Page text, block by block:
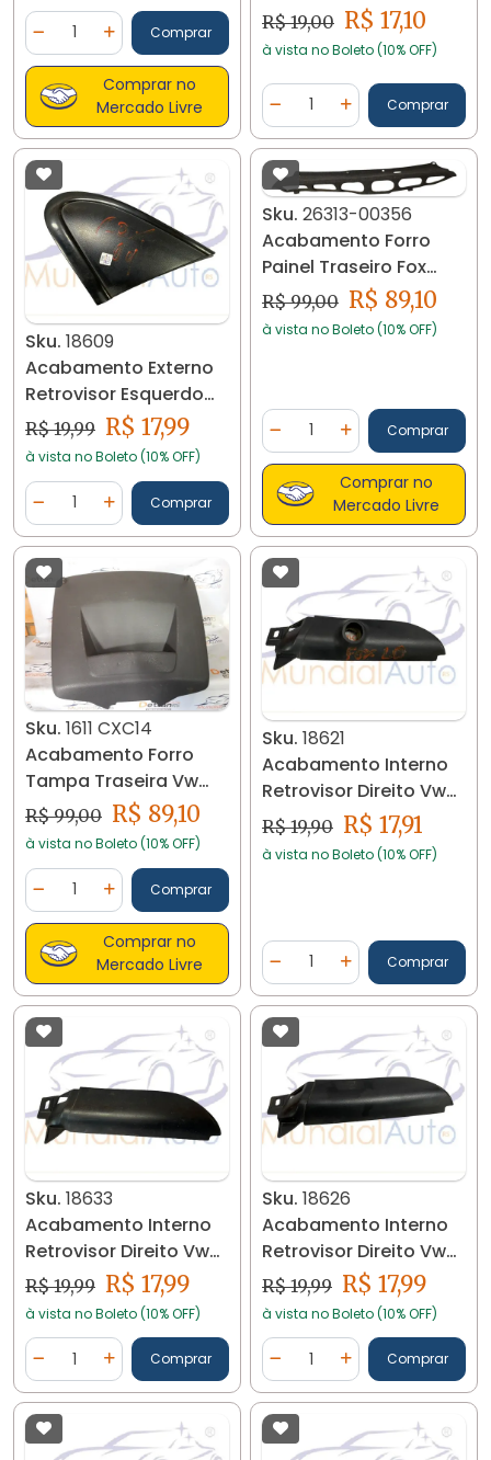
Diminuir Quantidade
Quantidade
Adicionar Quantidade
Comprar
Comprar no
Mercado Livre
Fox 03/08 18608
R$ 19,00 R$ 17,10
à vista no Boleto (10% OFF)
Diminuir Quantidade
Quantidade
AdicionarComprar
Sku. 18609
Acabamento Externo
Retrovisor Esquerdo
Fox 2003/09 18609
R$ 19,99 R$ 17,99
à vista no Boleto (10% OFF)
Diminuir Quantidade
Quantidade
Adicionar Quantidade
Comprar
Sku. 26313-00356
Acabamento Forro
Painel Traseiro Fox
Crossfox Original
R$ 99,00 R$ 89,10
à vista no Boleto (10% OFF)
Diminuir Quantidade
Quantidade
AdicionarComprar
Comprar no
Mercado Livre
Sku. 1611 CXC14
Acabamento Forro
Tampa Traseira Vw
Fox 2014 5z0867608
1611
R$ 99,00 R$ 89,10
à vista no Boleto (10% OFF)
Diminuir Quantidade
Quantidade
Adicionar Quantidade
Comprar
Comprar no
Mercado Livre
Sku. 18621
Acabamento Interno
Retrovisor Direito Vw
Fox 04/14 18621
R$ 19,90 R$ 17,91
à vista no Boleto (10% OFF)
Diminuir Quantidade
Quantidade
AdicionarComprar
Sku. 18633
Acabamento Interno
Retrovisor Direito Vw
Fox 05/14 18633
R$ 19,99 R$ 17,99
à vista no Boleto (10% OFF)
Diminuir Quantidade
Quantidade
Adicionar Quantidade
Comprar
Sku. 18626
Acabamento Interno
Retrovisor Direito Vw
Fox 07/14 18626
R$ 19,99 R$ 17,99
à vista no Boleto (10% OFF)
Diminuir Quantidade
Quantidade
AdicionarComprar